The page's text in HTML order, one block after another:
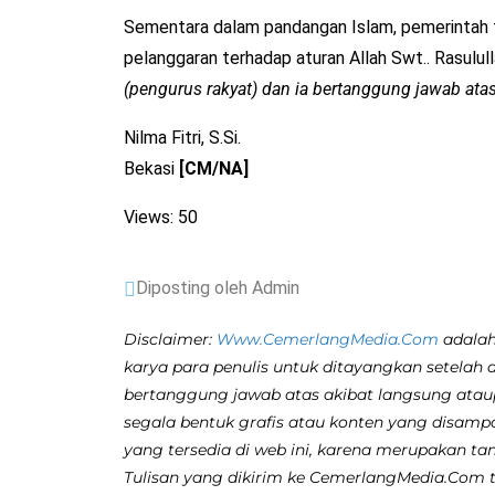
Sementara dalam pandangan Islam,
pelanggaran terhadap aturan Allah Swt..
(pengurus rakyat) dan ia bertanggung jawab
Nilma Fitri, S.Si.
Bekasi [CM/NA]
Views: 50
Diposting oleh Admin
Disclaimer: Www.CemerlangMedia.Com
karya para penulis untuk ditayangkan setelah
bertanggung jawab atas akibat langsung
segala bentuk grafis atau konten yang
yang tersedia di web ini, karena merupakan
Tulisan yang dikirim ke